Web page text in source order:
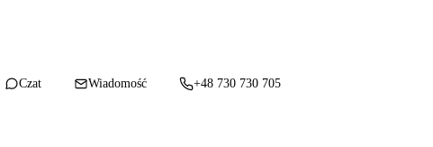
Czat Wiadomość +48 730 730 705